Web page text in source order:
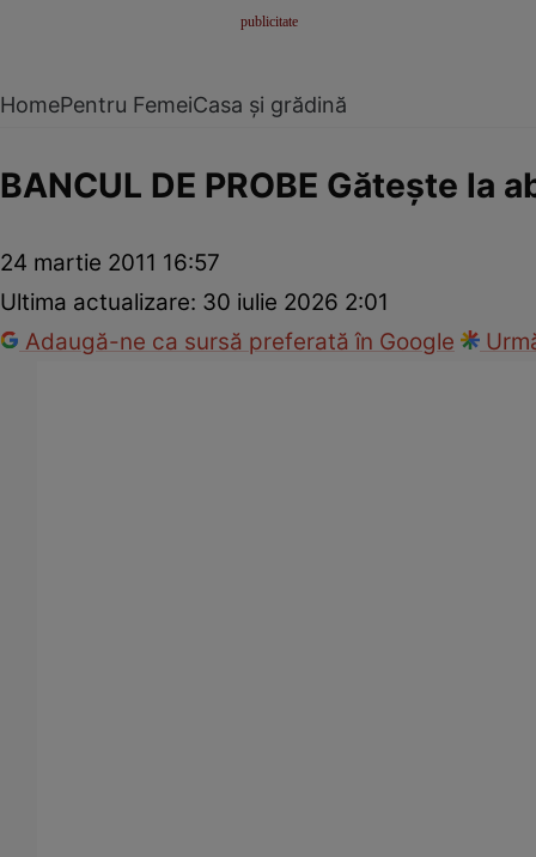
HomePentru FemeiCasa și grădină
BANCUL DE PROBE Găteşte la
24 martie 2011 16:57
Ultima actualizare: 30 iulie 2026 2:01
Adaugă-ne ca sursă preferată în Google